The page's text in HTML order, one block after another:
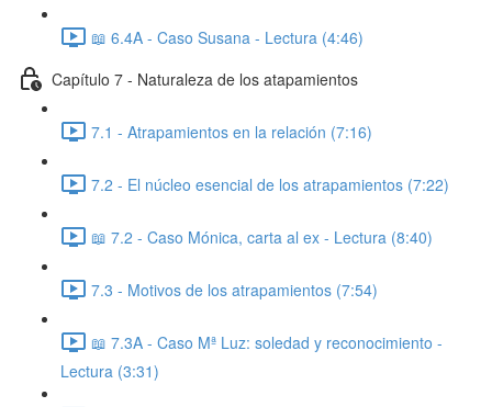
📖 6.4A - Caso Susana - Lectura (4:46)
Capítulo 7 - Naturaleza de los atapamientos
7.1 - Atrapamientos en la relación (7:16)
7.2 - El núcleo esencial de los atrapamientos (7:22)
📖 7.2 - Caso Mónica, carta al ex - Lectura (8:40)
7.3 - Motivos de los atrapamientos (7:54)
📖 7.3A - Caso Mª Luz: soledad y reconocimiento -
Lectura (3:31)